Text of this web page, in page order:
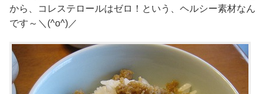
から、コレステロールはゼロ！という、ヘルシー素材なん
です～＼(^o^)／